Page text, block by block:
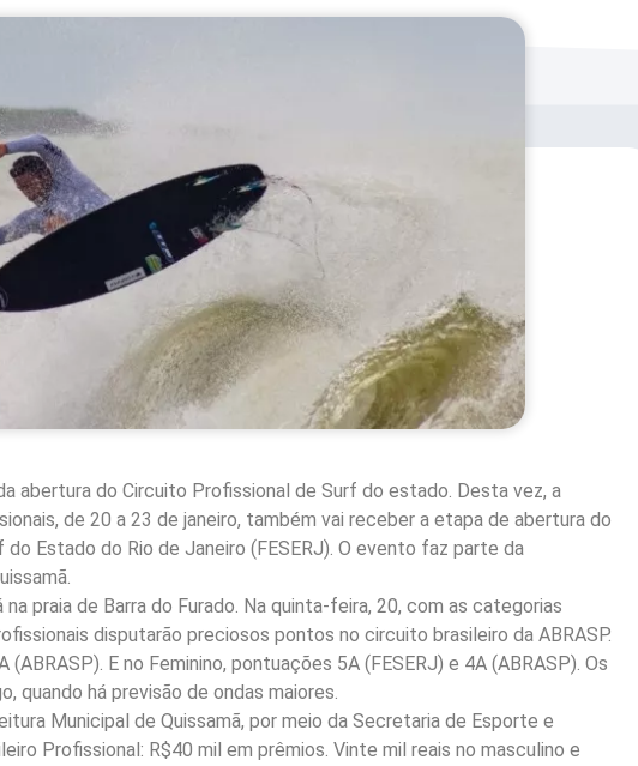
abertura do Circuito Profissional de Surf do estado. Desta vez, a
de 20 a 23 de janeiro, também vai receber a etapa de abertura do
Estado do Rio de Janeiro (FESERJ). O evento faz parte da
praia de Barra do Furado. Na quinta-feira, 20, com as categorias
disputarão preciosos pontos no circuito brasileiro da ABRASP.
E no Feminino, pontuações 5A (FESERJ) e 4A (ABRASP). Os
quando há previsão de ondas maiores.
Municipal de Quissamã, por meio da Secretaria de Esporte e
Profissional: R$40 mil em prêmios. Vinte mil reais no masculino e